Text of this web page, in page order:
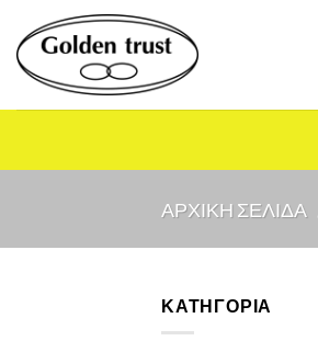
Μετάβαση
στο
περιεχόμενο
ΑΡΧΙΚΉ ΣΕΛΊΔΑ
ΚΑΤΗΓΟΡΙΑ